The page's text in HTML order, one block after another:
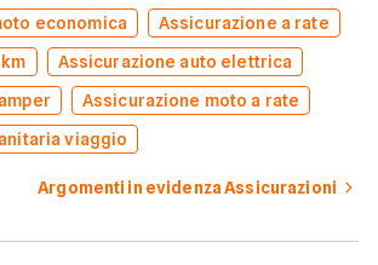
economica
Assicurazione a rate
Assicurazione auto elettrica
Assicurazione moto a rate
viaggio
Argomenti in evidenza Assicurazioni